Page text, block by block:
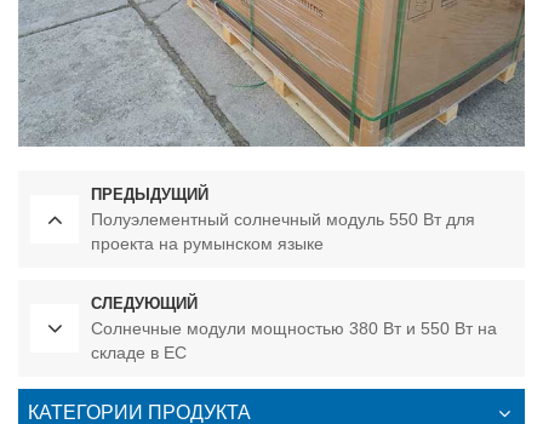
ПРЕДЫДУЩИЙ
Полуэлементный солнечный модуль 550 Вт для
проекта на румынском языке
СЛЕДУЮЩИЙ
Солнечные модули мощностью 380 Вт и 550 Вт на
складе в ЕС
КАТЕГОРИИ ПРОДУКТА